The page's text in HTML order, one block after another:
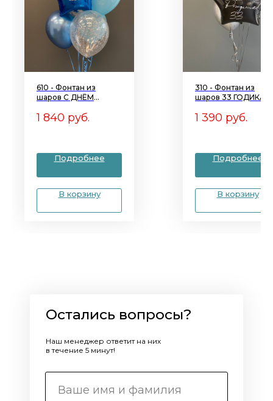
610 - Фонтан из
шаров С ДНЁМ
1 840 руб.
Подробнее
В корзину
310 - Фонтан из
шаров 33 ГОДИКА
1 390 руб.
Подробнее
В корзину
Остались вопросы?
Наш менеджер ответит на них
в течение 5 минут!